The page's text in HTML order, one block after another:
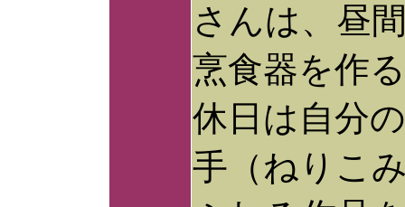
さんは、昼
烹食器を作
休日は自分
手（ねりこ